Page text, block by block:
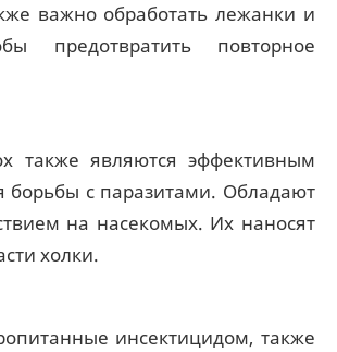
важно обработать лежанки и
предотвратить повторное
также являются эффективным
борьбы с паразитами. Обладают
на насекомых. Их наносят
холки.
инсектицидом, также